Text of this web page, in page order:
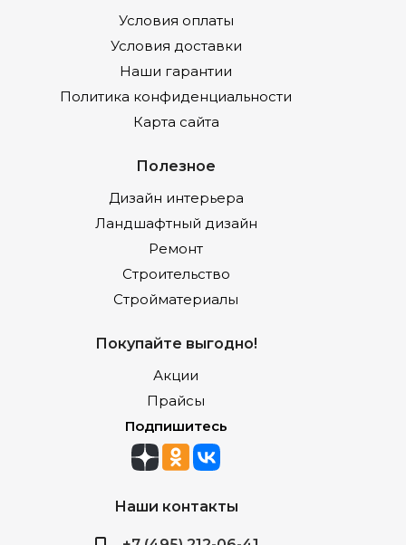
Условия оплаты
Условия доставки
Наши гарантии
Политика конфиденциальности
Карта сайта
Полезное
Дизайн интерьера
Ландшафтный дизайн
Ремонт
Строительство
Стройматериалы
Покупайте выгодно!
Акции
Прайсы
Подпишитесь
Наши контакты